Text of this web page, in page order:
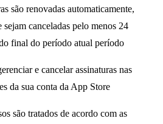
são renovadas automaticamente,
sejam canceladas pelo menos 24
final do período atual período
e cancelar assinaturas nas
da sua conta da App Store
são tratados de acordo com as